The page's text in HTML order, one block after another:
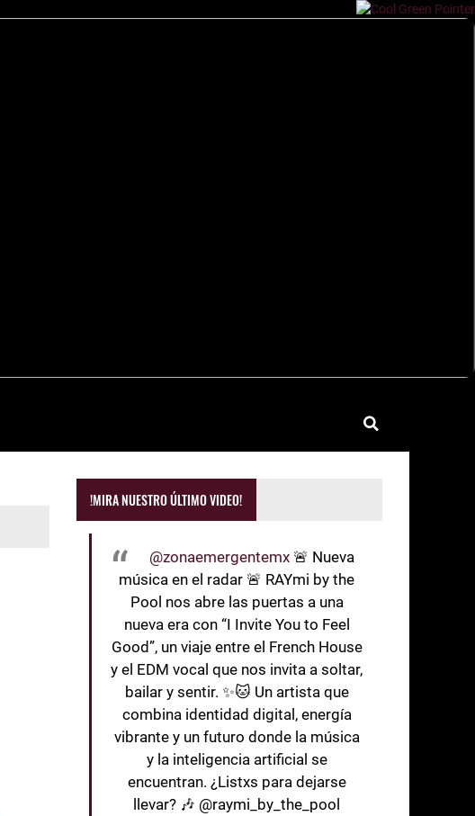
!MIRA NUESTRO ÚLTIMO VIDEO!
@zonaemergentemx 🚨 Nueva
música en el radar 🚨 RAYmi by the
Pool nos abre las puertas a una
nueva era con “I Invite You to Feel
Good”, un viaje entre el French House
y el EDM vocal que nos invita a soltar,
bailar y sentir. ✨🐱 Un artista que
combina identidad digital, energía
vibrante y un futuro donde la música
y la inteligencia artificial se
encuentran. ¿Listxs para dejarse
llevar? 🎶 @raymi_by_the_pool